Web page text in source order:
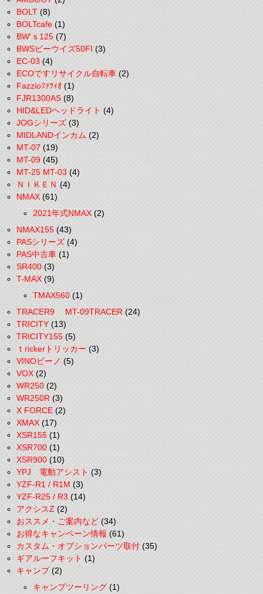
BOLT(8)
BOLTcafe(1)
BW'ｓ125(7)
BWSビーウイズ50FI(3)
EC-03(4)
ECOですリサイクル自転車(2)
Fazzioﾌｧﾂｨｵ(1)
FJR1300AS(8)
HID&LEDヘッドライト(4)
JOGシリーズ(3)
MIDLANDインカム(2)
MT-07(19)
MT-09(45)
MT-25 MT-03(4)
ＮＩＫＥＮ(4)
NMAX(61)
2021年式NMAX(2)
NMAX155(43)
PASシリーズ(4)
PAS中古車(1)
SR400(3)
T-MAX(9)
TMAX560(1)
TRACER9 MT-09TRACER(24)
TRICITY(13)
TRICITY155(5)
ｔrickerトリッカー(3)
VINOビーノ(5)
VOX(2)
WR250(2)
WR250R(3)
X FORCE(2)
XMAX(17)
XSR155(1)
XSR700(1)
XSR900(10)
YPJ 電動アシスト(3)
YZF-R1 / R1M(3)
YZF-R25 / R3(14)
アクシスZ(2)
おススメ・ご案内など(34)
お得なキャンペーン情報(61)
カスタム・オプションパーツ取付(35)
ギアルーフキット(1)
キャンプ(2)
キャンプツーリング(1)